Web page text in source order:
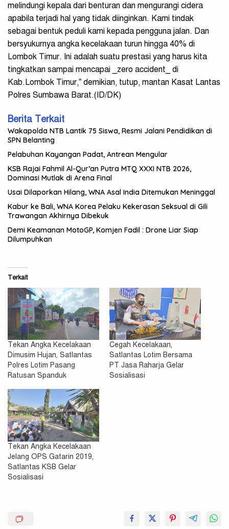
melindungi kepala dari benturan dan mengurangi cidera
apabila terjadi hal yang tidak diinginkan. Kami tindak
sebagai bentuk peduli kami kepada pengguna jalan. Dan
bersyukurnya angka kecelakaan turun hingga 40% di
Lombok Timur. Ini adalah suatu prestasi yang harus kita
tingkatkan sampai mencapai _zero accident_ di
Kab.Lombok Timur,” demikian, tutup, mantan Kasat Lantas
Polres Sumbawa Barat.(ID/DK)
Berita Terkait
Wakapolda NTB Lantik 75 Siswa, Resmi Jalani Pendidikan di
SPN Belanting
Pelabuhan Kayangan Padat, Antrean Mengular
KSB Rajai Fahmil Al-Qur’an Putra MTQ XXXI NTB 2026,
Dominasi Mutlak di Arena Final
Usai Dilaporkan Hilang, WNA Asal India Ditemukan Meninggal
Kabur ke Bali, WNA Korea Pelaku Kekerasan Seksual di Gili
Trawangan Akhirnya Dibekuk
Demi Keamanan MotoGP, Komjen Fadil : Drone Liar Siap
Dilumpuhkan
Terkait
Tekan Angka Kecelakaan
Dimusim Hujan, Satlantas
Polres Lotim Pasang
Ratusan Spanduk
Cegah Kecelakaan,
Satlantas Lotim Bersama
PT Jasa Raharja Gelar
Sosialisasi
Tekan Angka Kecelakaan
Jelang OPS Gatarin 2019,
Satlantas KSB Gelar
Sosialisasi